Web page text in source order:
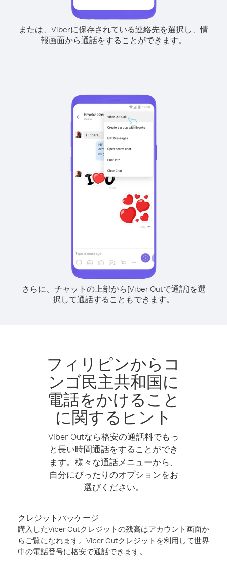
または、Viberに保存されている連絡先を選択し、情
報画面から通話をすることができます。
さらに、チャットの上部から[Viber Outで通話]を選
択して通話することもできます。
フィリピンからコ
ンゴ民主共和国に
電話をかけること
に関するヒント
Viber Outなら格安の通話料でもっ
と長い時間通話をすることができ
ます。様々な通話メニューから、
自分にぴったりのオプションをお
選びください。
クレジットパッケージ
購入したViber Outクレジットの残高はアカウント画面か
らご覧になれます。Viber Outクレジットを利用して世界
中の電話番号に格安で通話できます。